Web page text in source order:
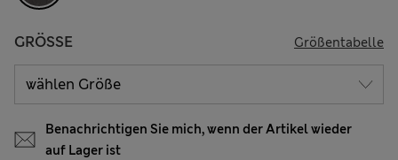
GRÖSSE Größentabelle
Benachrichtigen Sie mich, wenn der Artikel wieder
auf Lager ist